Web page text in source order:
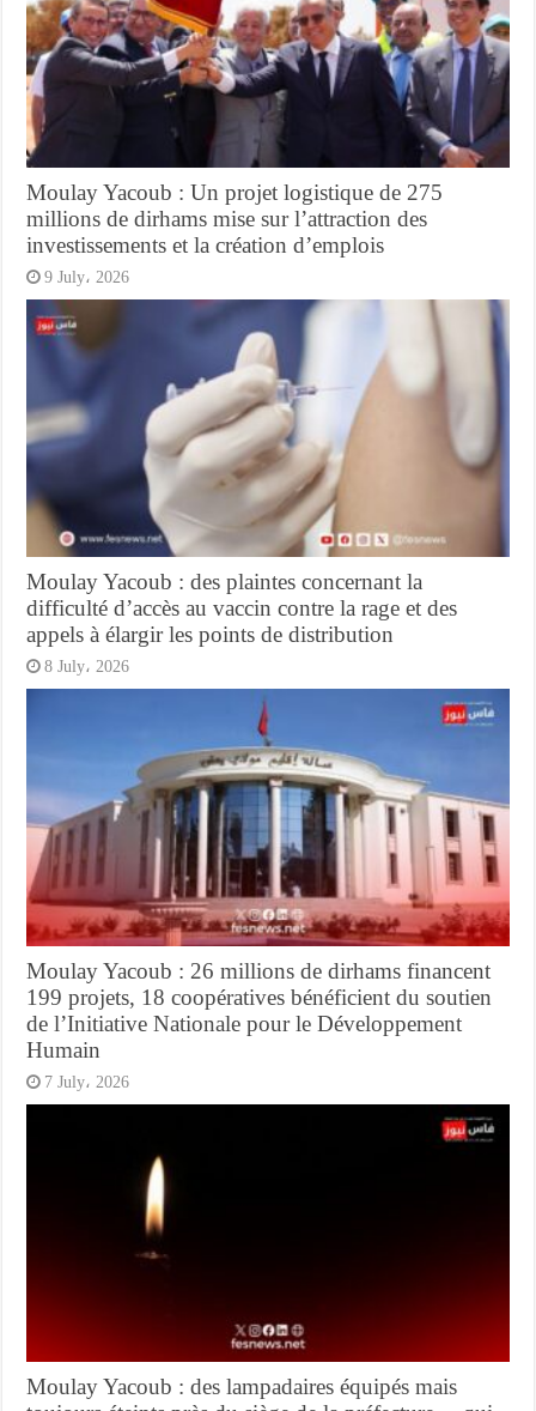
Moulay Yacoub : Un projet logistique de 275
millions de dirhams mise sur l’attraction des
investissements et la création d’emplois
9 July، 2026
Moulay Yacoub : des plaintes concernant la
difficulté d’accès au vaccin contre la rage et des
appels à élargir les points de distribution
8 July، 2026
Moulay Yacoub : 26 millions de dirhams financent
199 projets, 18 coopératives bénéficient du soutien
de l’Initiative Nationale pour le Développement
Humain
7 July، 2026
Moulay Yacoub : des lampadaires équipés mais